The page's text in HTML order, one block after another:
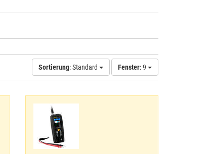
Sortierung: Standard Fenster: 9